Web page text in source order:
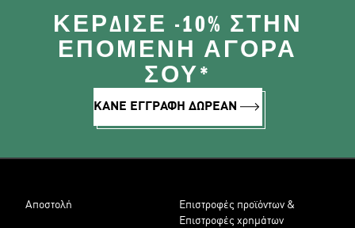
ΚΈΡΔΙΣΕ -10% ΣΤΗΝ
ΕΠΌΜΕΝΗ ΑΓΟΡΆ
ΣΟΥ*
ΚΑΝΕ ΕΓΓΡΑΦΗ ΔΩΡΕΑΝ
Αποστολή
Επιστροφές προϊόντων &
Επιστροφές χρημάτων